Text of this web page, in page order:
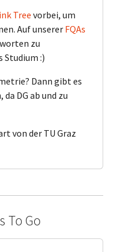
Treevorbei, um
Auf unserer FQAs
zu
Studium :)
Dann gibt es
da DG ab und zu
von der TU Graz
To Go